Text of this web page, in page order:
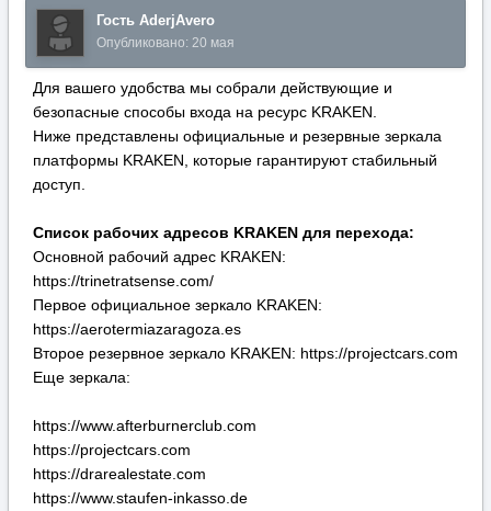
Основной рабочий адрес KRAKEN:
https://trinetratsense.com/
Первое официальное зеркало KRAKEN:
https://aerotermiazaragoza.es
Второе резервное зеркало KRAKEN: https://projectcars.com
Еще зеркала:
https://www.afterburnerclub.com
https://drarealestate.com
https://www.staufen-inkasso.de
https://www.jeremywilmot.com.au
https://www.4kenya.info
https://www.4kenya.info/en/home/
https://www.loidemusica.com
https://www.truckparkliege.be
https://cornerstoremusic.com
https://carmacontracting.com
https://educationlinkspk.com
https://concertsevents.com